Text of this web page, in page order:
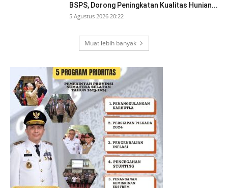
BSPS, Dorong Peningkatan Kualitas Hunian...
5 Agustus 2026 20:22
Muat lebih banyak